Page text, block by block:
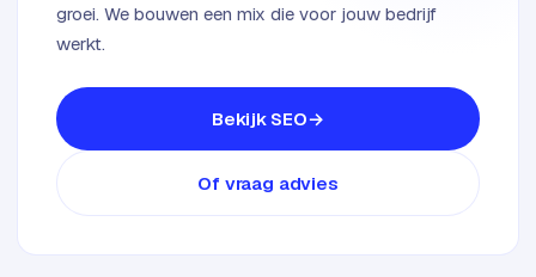
groei. We bouwen een mix die voor jouw bedrijf
werkt.
Bekijk SEO
Of vraag advies